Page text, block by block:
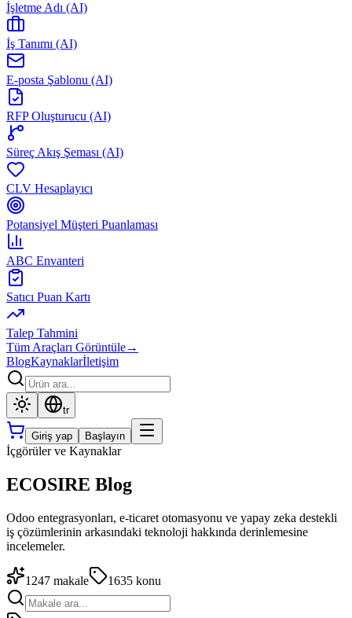
İşletme Adı (AI)
İş Tanımı (AI)
E-posta Şablonu (AI)
RFP Oluşturucu (AI)
Süreç Akış Şeması (AI)
CLV Hesaplayıcı
Potansiyel Müşteri Puanlaması
ABC Envanteri
Satıcı Puan Kartı
Talep Tahmini
Tüm Araçları Görüntüle→
BlogKaynaklarİletişim
tr
Giriş yap Başlayın
İçgörüler ve Kaynaklar
ECOSIRE Blog
Odoo entegrasyonları, e-ticaret otomasyonu ve yapay zeka destekli
iş çözümlerinin arkasındaki teknoloji hakkında derinlemesine
incelemeler.
1247 makale 1635 konu